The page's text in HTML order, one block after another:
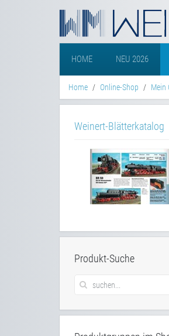
HOME NEU 2026
Home Online-Shop Mein
Weinert-Blätterkatalog
Produkt-Suche